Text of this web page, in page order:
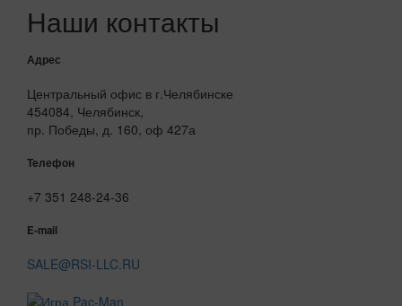
Наши контакты
Адрес
Центральный офис в г.Челябинске
454084, Челябинск,
пр. Победы, д. 160, оф 427а
Телефон
+7 351 248-24-36
E-mail
SALE@RSI-LLC.RU